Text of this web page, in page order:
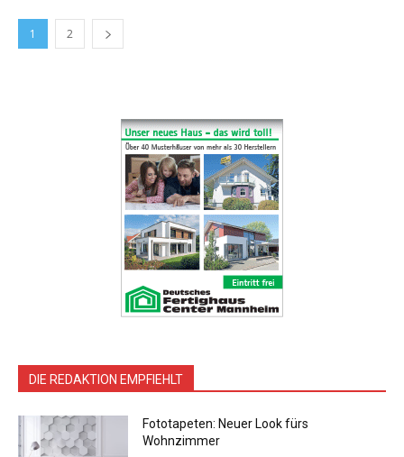
1 2
DIE REDAKTION EMPFIEHLT
Fototapeten: Neuer Look fürs
Wohnzimmer